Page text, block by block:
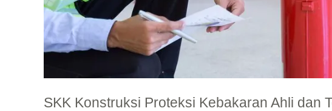
SKK Konstruksi Proteksi Kebakaran Ahli dan